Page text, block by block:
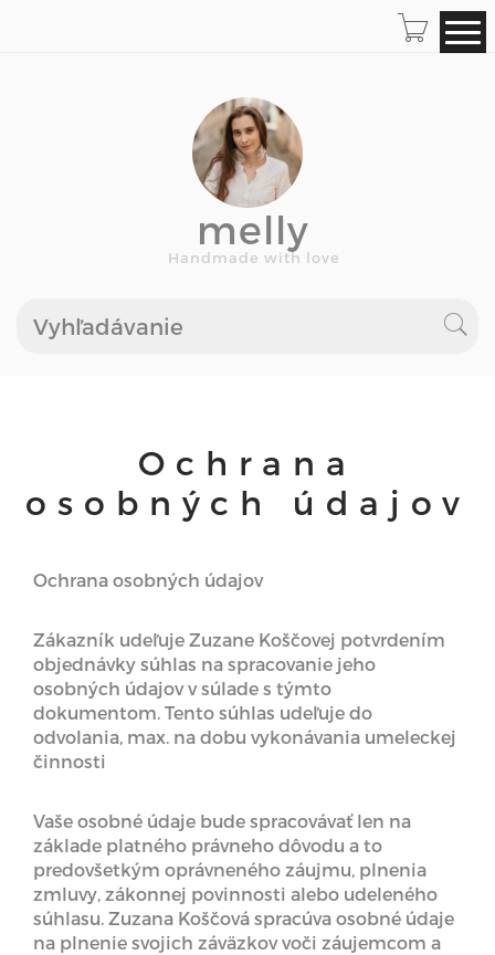
melly
Handmade with love
Ochrana
osobných údajov
Ochrana osobných údajov
Zákazník udeľuje Zuzane Koščovej potvrdením
objednávky súhlas na spracovanie jeho
osobných údajov v súlade s týmto
dokumentom. Tento súhlas udeľuje do
odvolania, max. na dobu vykonávania umeleckej
činnosti
Vaše osobné údaje bude spracovávať len na
základe platného právneho dôvodu a to
predovšetkým oprávneného záujmu, plnenia
zmluvy, zákonnej povinnosti alebo udeleného
súhlasu. Zuzana Koščová spracúva osobné údaje
na plnenie svojich záväzkov voči záujemcom a